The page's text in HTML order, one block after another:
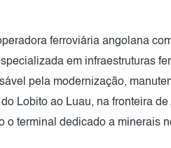
ferroviária angolana
em infraestruturas
pela modernização,
Lobito ao Luau, na fronteira
o terminal dedicado a minerais